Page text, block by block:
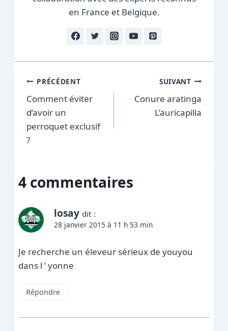
en France et Belgique.
Navigation
de
l’article
PRÉCÉDENT
Comment éviter
d’avoir un
perroquet exclusif
?
SUIVANT
Conure aratinga
L’auricapilla
4 commentaires
losay dit :
28 janvier 2015 à 11 h 53 min
Je recherche un éleveur sérieux de youyou
dans l ‘ yonne
Répondre